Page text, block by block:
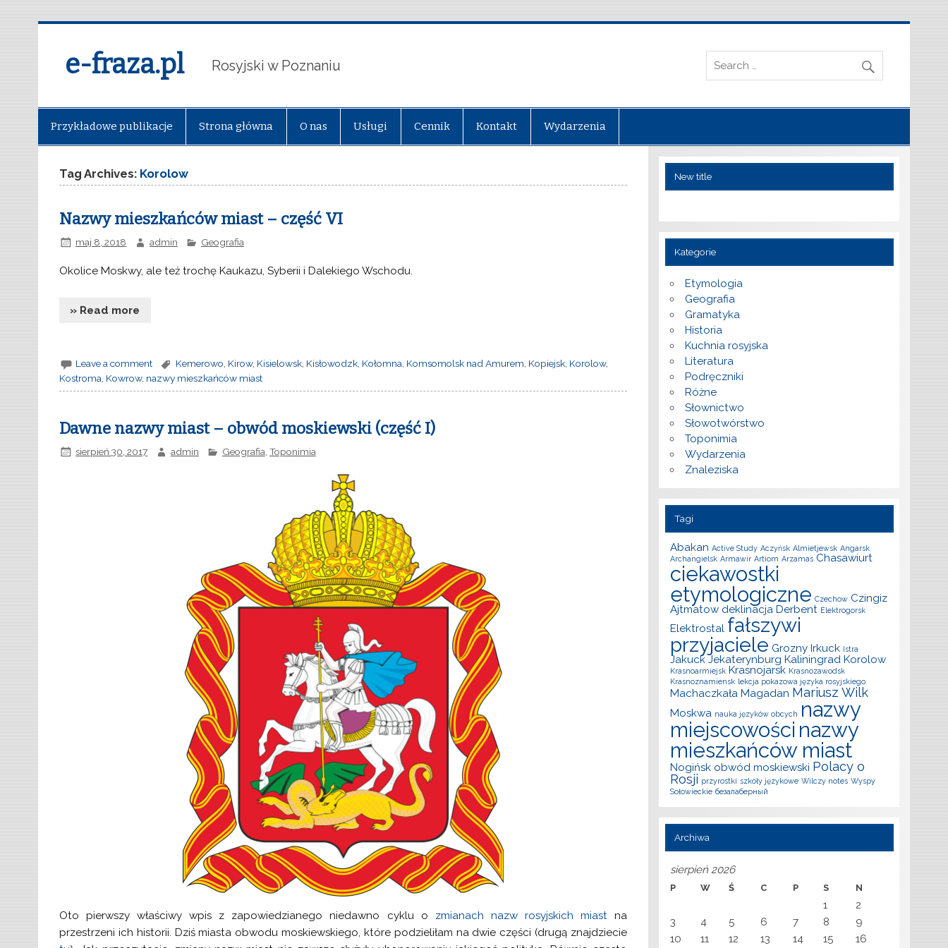
e-fraza.pl Rosyjski w Poznaniu
Przykładowe publikacje Strona główna O nas Usługi Cennik Kontakt Wydarzenia
Tag Archives: Korolow
Nazwy mieszkańców miast – część VI
maj 8, 2018 admin Geografia
Okolice Moskwy, ale też trochę Kaukazu, Syberii i Dalekiego Wschodu.
» Read more
Leave a comment Kemerowo Kirow, Kisielowsk, Kisłowodzk, Kołomna Komsomolsk nad Amurem Kopiejsk, Korolow,
Kostroma Kowrow, nazwy mieszkańców miast
Dawne nazwy miast – obwód moskiewski (część I)
sierpień 30, 2017 admin Geografia Toponimia
Oto pierwszy właściwy wpis z zapowiedzianego niedawno cyklu o zmianach nazw rosyjskich miastna
przestrzeni ich historii. Dziś miasta obwodu moskiewskiego, które podzieliłam na dwie części (drugą znajdziecie
New title
Kategorie
Etymologia
Geografia
Gramatyka
Historia
Kuchnia rosyjska
Literatura
Podręczniki
Różne
Słownictwo
Słowotwórstwo
Toponimia
Wydarzenia
Znaleziska
Tagi
Abakan Active Study Aczyńsk Almietjewsk Angarsk
Archangielsk Armawir Artiom Arzamas Chasawiurt
ciekawostki
etymologiczne Czechow Czingiz
Ajtmatow deklinacja Derbent Elektrogorsk
Elektrostal fałszywi
przyjaciele Grozny Irkuck Istra
Jakuck Jekaterynburg Kaliningrad Korolow
Krasnoarmiejsk Krasnojarsk Krasnozawodsk
Krasnoznamiensk lekcja pokazowa języka rosyjskiego
Machaczkała Magadan Mariusz Wilk
Moskwa nauka języków obcych nazwy
miejscowości nazwy
mieszkańców miast
Nogińsk obwód moskiewski Polacy o
Rosji przyrostki szkoły językowe Wilczy notes Wyspy
Sołowieckie безалаберный
Archiwa
sierpień 2026
P W Ś C P S N
1
2
3
4 5 6 7 8
9
10
11 12 13 14 15 16